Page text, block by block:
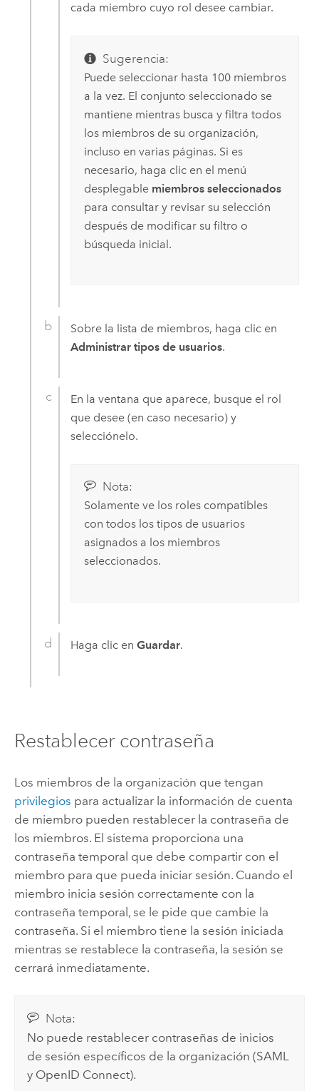
cada miembro cuyo rol desee cambiar.
Sugerencia:
Puede seleccionar hasta 100 miembros
a la vez. El conjunto seleccionado se
mantiene mientras busca y filtra todos
los miembros de su organización,
incluso en varias páginas. Si es
necesario, haga clic en el menú
desplegable miembros seleccionados
para consultar y revisar su selección
después de modificar su filtro o
búsqueda inicial.
Sobre la lista de miembros, haga clic en
Administrar tipos de usuarios.
En la ventana que aparece, busque el rol
que desee (en caso necesario) y
selecciónelo.
Nota:
Solamente ve los roles compatibles
con todos los tipos de usuarios
asignados a los miembros
seleccionados.
Haga clic enGuardar.
Restablecer contraseña
Los miembros de la organización que tengan
privilegios para actualizar la información de cuenta
de miembro pueden restablecer la contraseña de
los miembros. El sistema proporciona una
contraseña temporal que debe compartir con el
miembro para que pueda iniciar sesión. Cuando el
miembro inicia sesión correctamente con la
contraseña temporal, se le pide que cambie la
contraseña. Si el miembro tiene la sesión iniciada
mientras se restablece la contraseña, la sesión se
cerrará inmediatamente.
Nota:
No puede restablecer contraseñas de inicios
de sesión específicos de la organización (SAML
y OpenID Connect).